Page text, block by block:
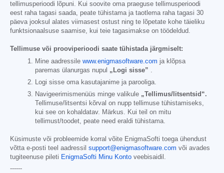
tellimusperioodi lõpuni. Kui soovite oma praeguse tellimusperioodi
eest raha tagasi saada, peate tühistama ja taotlema raha tagasi 30
päeva jooksul alates viimasest ostust ning te lõpetate kohe täieliku
funktsionaalsuse saamise, kui teie tagasimakse on töödeldud.
Tellimuse või prooviperioodi saate tühistada järgmiselt:
Mine aadressile www.enigmasoftware.com ja klõpsa
paremas ülanurgas nupul „Logi sisse”
Logi sisse oma kasutajanime ja parooliga.
Navigeerimismenüüs minge valikule „Tellimus/litsentsid“.
Tellimuse/litsentsi kõrval on nupp tellimuse tühistamiseks,
kui see on kohaldatav. Märkus. Kui teil on mitu
tellimust/toodet, peate need eraldi tühistama.
Küsimuste või probleemide korral võite EnigmaSofti toega ühendust
võtta e-posti teel aadressil support@enigmasoftware.com või avades
tugiteenuse pileti EnigmaSofti Minu Konto veebisaidil.
------